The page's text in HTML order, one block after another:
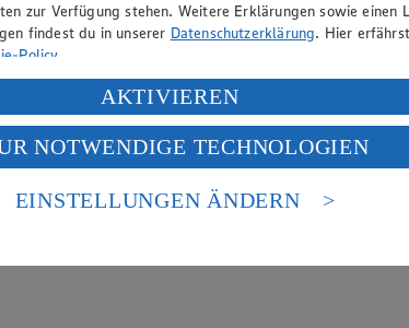
zur Verfügung stehen. Weitere Erklärungen sowie einen
findest du in unserer Datenschutzerklärung. Hier
Policy.
Daten in den USA durch Facebook und
klickst, willigst du im Sinne des Art. 49 Abs. 1 Satz 1 lit.
den USA verarbeitet werden. Der EuGH sieht die USA als
Standards nicht angemessenen Datenschutzniveau an. Es
US-amerikanische Behörden.
AKTIVIEREN
NOTWENDIGE TECHNOLOGIEN
EINSTELLUNGEN ÄNDERN